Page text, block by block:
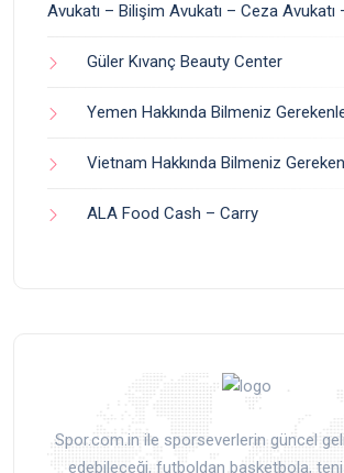
Avukatı – Bilişim Avukatı – Ceza Avukatı
Güler Kıvanç Beauty Center
Yemen Hakkında Bilmeniz
Vietnam Hakkında Bilmeniz
ALA Food Cash – Carry
Spor.com.in ile sporseverlerin güncel
edebileceği, futboldan basketbola,